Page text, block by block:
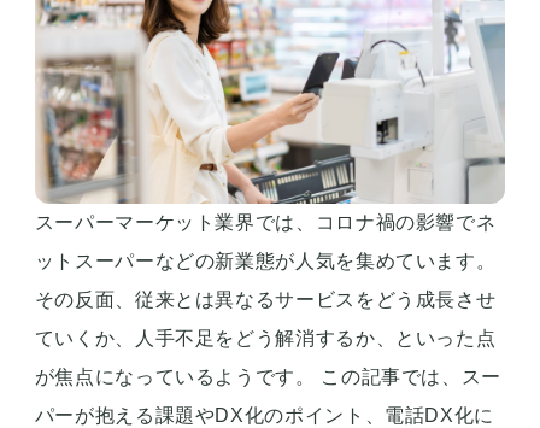
スーパーマーケット業界では、コロナ禍の影響でネ
ットスーパーなどの新業態が人気を集めています。
その反面、従来とは異なるサービスをどう成長させ
ていくか、人手不足をどう解消するか、といった点
が焦点になっているようです。 この記事では、スー
パーが抱える課題やDX化のポイント、電話DX化に